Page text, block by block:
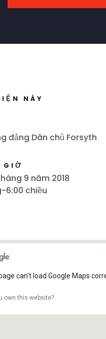
NÀY
đảng Dân chủ Forsyth
GIỜ
9 năm 2018
6:00 chiều
can't load Google Maps
own this website?